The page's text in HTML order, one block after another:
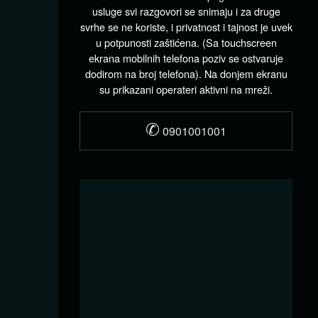
usluge svi razgovori se snimaju i za druge
svrhe se ne koriste, i privatnost i tajnost je uvek
u potpunosti zaštićena. (Sa touchscreen
ekrana mobilnih telefona poziv se ostvaruje
dodirom na broj telefona). Na donjem ekranu
su prikazani operateri aktivni na mreži.
✆ 0901001001